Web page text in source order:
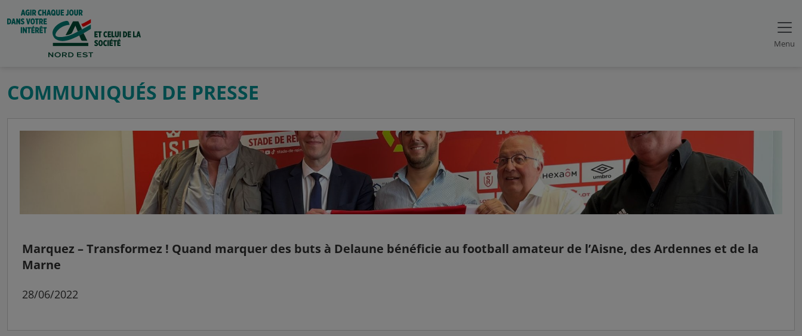
Menu
COMMUNIQUÉS DE PRESSE
Marquez – Transformez ! Quand marquer des buts à Delaune bénéficie au football amateur de l’Aisne, des Ardennes et de la
Marne
28/06/2022